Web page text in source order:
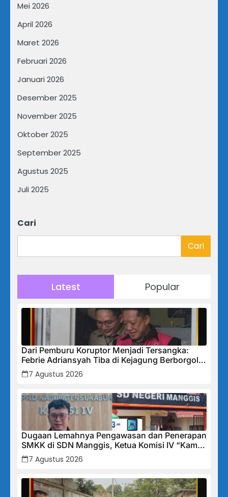
Mei 2026
April 2026
Maret 2026
Februari 2026
Januari 2026
Desember 2025
November 2025
Oktober 2025
September 2025
Agustus 2025
Juli 2025
Cari
Cari
Latest Popular
Dari Pemburu Koruptor Menjadi Tersangka:
Febrie Adriansyah Tiba di Kejagung Berborgol,
Bawa Map Biru dan Senyum Penuh Teka-teki
7 Agustus 2026
Dugaan Lemahnya Pengawasan dan Penerapan
SMKK di SDN Manggis, Ketua Komisi IV “Kami
Tidak Akan Segan Menindak”
7 Agustus 2026